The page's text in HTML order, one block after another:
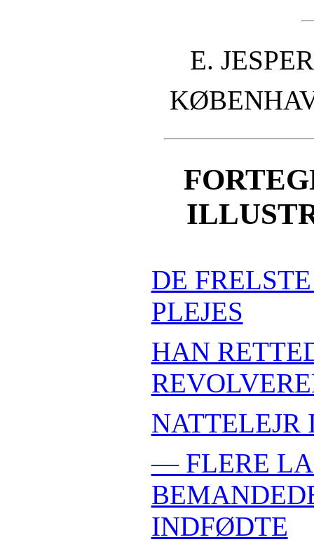
E.
DE
PLEJES
HAN
NATTELEJR
— FLERE
INDFØDTE